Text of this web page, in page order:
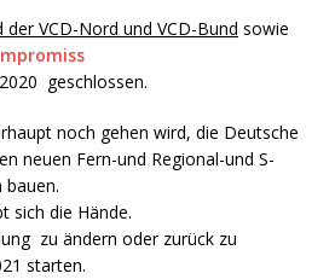
VCD-Nord und VCD-Bund sowie
geschlossen.
noch gehen wird, die Deutsche
neuen Fern-und Regional-und S-
sich die Hände.
zu ändern oder zurück zu
starten.